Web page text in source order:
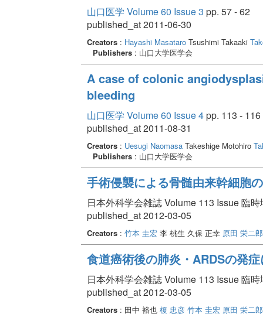
山口医学 Volume 60 Issue 3 pp. 57 - 62
published_at 2011-06-30
Creators: Hayashi MasataroTsushimi Takaaki
Publishers: 山口大学医学会
A case of colonic
bleeding
山口医学 Volume 60 Issue 4pp. 113 - 116
published_at 2011-08-31
Creators: Uesugi NaomasaTakeshige Motohiro
Publishers: 山口大学医学会
手術侵襲による骨髄由来幹細胞
日本外科学会雑誌 Volume 113 Issue 臨
published_at 2012-03-05
Creators: 竹本 圭宏李 桃生 久保 正幸 原田 栄二郎
食道癌術後の肺炎・ARDSの発
日本外科学会雑誌 Volume 113 Issue 臨
published_at 2012-03-05
Creators: 田中 裕也 榎 忠彦 竹本 圭宏 原田 栄二郎